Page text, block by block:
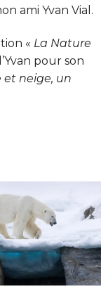
ami Yvan Vial.
« La Nature
pour son
et neige, un